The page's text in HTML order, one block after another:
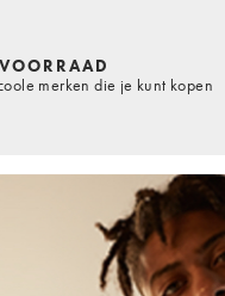
merken die je kunt kopen